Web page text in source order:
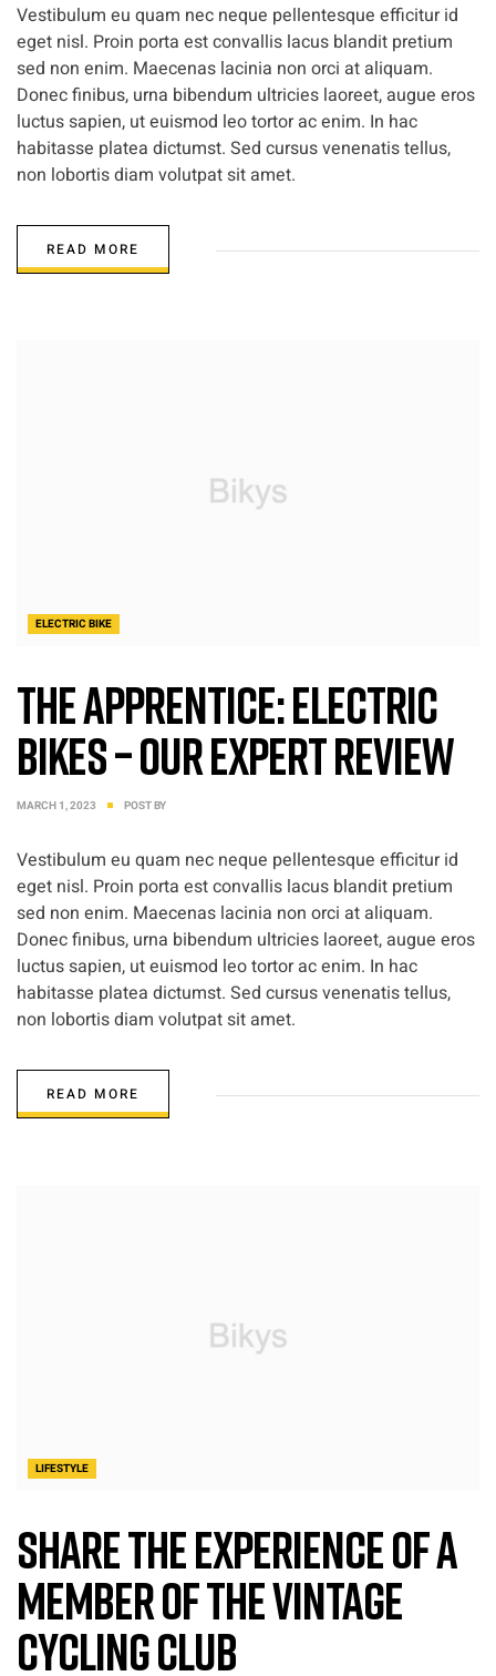
Vestibulum eu quam nec neque pellentesque efficitur id
eget nisl. Proin porta est convallis lacus blandit pretium
sed non enim. Maecenas lacinia non orci at aliquam.
Donec finibus, urna bibendum ultricies laoreet, augue eros
luctus sapien, ut euismod leo tortor ac enim. In hac
habitasse platea dictumst. Sed cursus venenatis tellus,
non lobortis diam volutpat sit amet.
READ MORE
ELECTRIC BIKE
The Apprentice: Electric
Bikes – Our Expert Review
MARCH 1, 2023 POST BY
Vestibulum eu quam nec neque pellentesque efficitur id
eget nisl. Proin porta est convallis lacus blandit pretium
sed non enim. Maecenas lacinia non orci at aliquam.
Donec finibus, urna bibendum ultricies laoreet, augue eros
luctus sapien, ut euismod leo tortor ac enim. In hac
habitasse platea dictumst. Sed cursus venenatis tellus,
non lobortis diam volutpat sit amet.
READ MORE
LIFESTYLE
Share the experience of a
member of the Vintage
cycling club